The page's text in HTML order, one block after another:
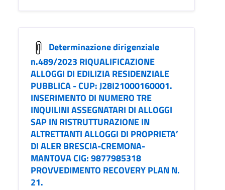
Determinazione dirigenziale
n.489/2023 RIQUALIFICAZIONE
ALLOGGI DI EDILIZIA RESIDENZIALE
PUBBLICA - CUP: J28I21000160001.
INSERIMENTO DI NUMERO TRE
INQUILINI ASSEGNATARI DI ALLOGGI
SAP IN RISTRUTTURAZIONE IN
ALTRETTANTI ALLOGGI DI PROPRIETA’
DI ALER BRESCIA-CREMONA-
MANTOVA CIG: 9877985318
PROVVEDIMENTO RECOVERY PLAN N.
21.